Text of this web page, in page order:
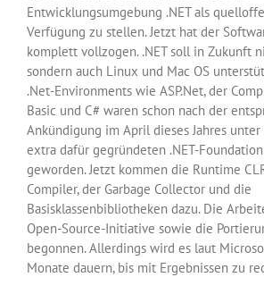
Entwicklungsumgebung .NET als
Verfügung zu stellen. Jetzt hat der
komplett vollzogen. .NET soll in Zukunft
sondern auch Linux und Mac OS
.Net-Environments wie ASP.Net, der
Basic und C# waren schon nach der
Ankündigung im April dieses Jahres
extra dafür gegründeten .NET-
geworden. Jetzt kommen die Runtime
Compiler, der Garbage Collector und die
Basisklassenbibliotheken dazu. Die
Open-Source-Initiative sowie die
begonnen. Allerdings wird es laut
Monate dauern, bis mit Ergebnissen zu